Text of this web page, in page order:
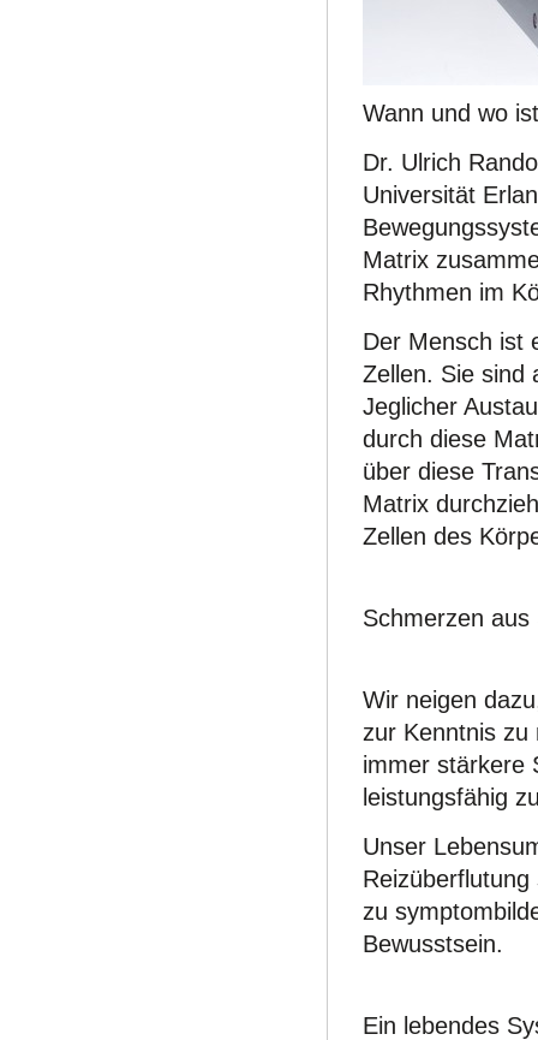
Wann und wo
Dr. Ulrich
Universität
Matrix
Rhythmen im
Der Mensch ist
Zellen. Sie sind
Jeglicher
durch diese
über diese
Matrix
Zellen des
Schmerzen
Wir neigen
zur Kenntnis zu
immer stärkere
leistungsfähig
Unser
zu
Bewusstsein.
Ein lebendes